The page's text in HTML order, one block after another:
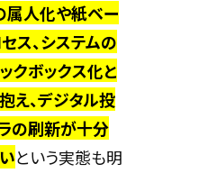
属人化や紙ベー
ス、システムの
クボックス化と
え、デジタル投
の刷新が十分
という実態も明